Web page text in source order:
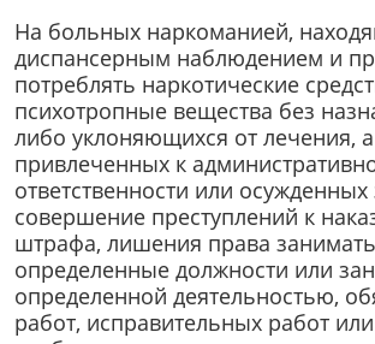
На больных наркоманией,
диспансерным наблюдением и
потреблять наркотические
психотропные вещества без
либо уклоняющихся от лечения,
привлеченных к
ответственности или осужденных
совершение преступлений к
штрафа, лишения права занимать
определенные должности или
определенной деятельностью,
работ, исправительных работ